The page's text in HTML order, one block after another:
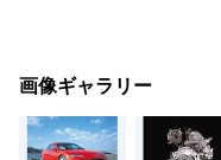
画像ギャラリー